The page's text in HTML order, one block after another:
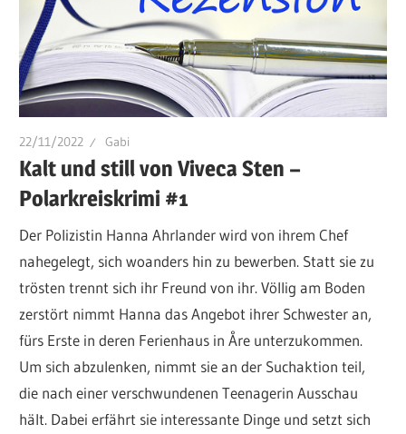
22/11/2022 Gabi
Kalt und still von Viveca Sten –
Polarkreiskrimi #1
Der Polizistin Hanna Ahrlander wird von ihrem Chef
nahegelegt, sich woanders hin zu bewerben. Statt sie zu
trösten trennt sich ihr Freund von ihr. Völlig am Boden
zerstört nimmt Hanna das Angebot ihrer Schwester an,
fürs Erste in deren Ferienhaus in Åre unterzukommen.
Um sich abzulenken, nimmt sie an der Suchaktion teil,
die nach einer verschwundenen Teenagerin Ausschau
hält. Dabei erfährt sie interessante Dinge und setzt sich